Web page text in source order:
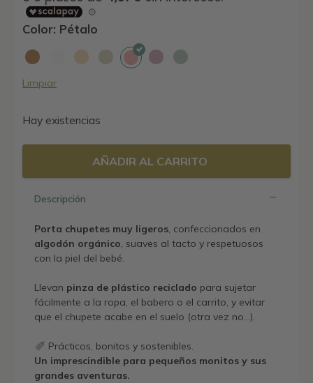
Color: Pétalo
Limpiar
Hay existencias
AÑADIR AL CARRITO
Descripción
Porta chupetes muy ligeros, confeccionados en
algodón orgánico, suaves al tacto y respetuosos
con la piel del bebé.
Llevan pinza de plástico reciclado para sujetar
fácilmente a la ropa, el babero o el carrito, y evitar
que el chupete acabe en el suelo (otra vez no…).
Prácticos, bonitos y sostenibles.
Un imprescindible para pequeños monitos y sus
grandes aventuras.